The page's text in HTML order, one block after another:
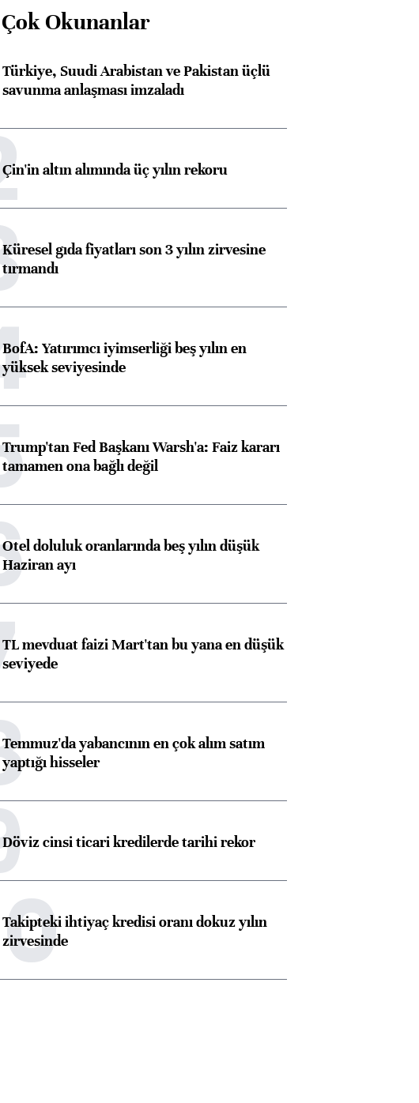
Okunanlar
Türkiye, Suudi Arabistan ve Pakistan üçlü
savunma anlaşması imzaladı
Çin'in altın alımında üç yılın rekoru
Küresel gıda fiyatları son 3 yılın zirvesine
tırmandı
BofA: Yatırımcı iyimserliği beş yılın en
yüksek seviyesinde
Trump'tan Fed Başkanı Warsh'a: Faiz kararı
tamamen ona bağlı değil
Otel doluluk oranlarında beş yılın düşük
Haziran ayı
TL mevduat faizi Mart'tan bu yana en düşük
seviyede
Temmuz'da yabancının en çok alım satım
yaptığı hisseler
Döviz cinsi ticari kredilerde tarihi rekor
Takipteki ihtiyaç kredisi oranı dokuz yılın
zirvesinde